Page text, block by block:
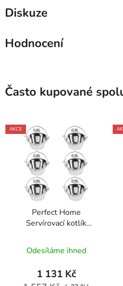
Diskuze
Hodnocení
Často kupované
AKCE
Perfect Home
Servírovací kotlík
12141
Odesíláme ihned
1 131 Kč